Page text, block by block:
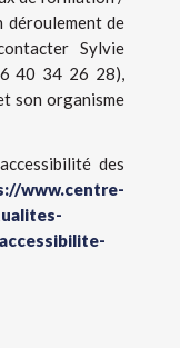
déroulement de
Sylvie
40 34 26 28),
son organisme
des
www.centre-